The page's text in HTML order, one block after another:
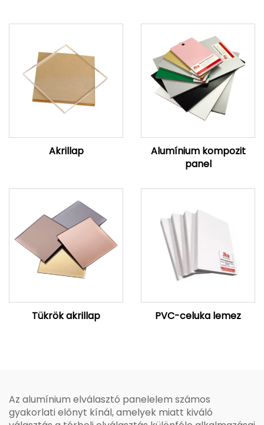
Akrillap
Alumínium kompozit
panel
Tükrök akrillap PVC-celuka lemez
Az alumínium elválasztó panelelem számos
gyakorlati előnyt kínál, amelyek miatt kiváló